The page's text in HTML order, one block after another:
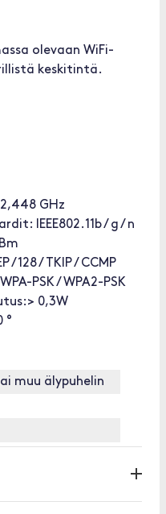
olevaan WiFi-
keskitintä.
GHz
IEEE802.11b / g / n
/ 128 / TKIP / CCMP
PSK / WPA2-PSK
0,3W
°
muu älypuhelin